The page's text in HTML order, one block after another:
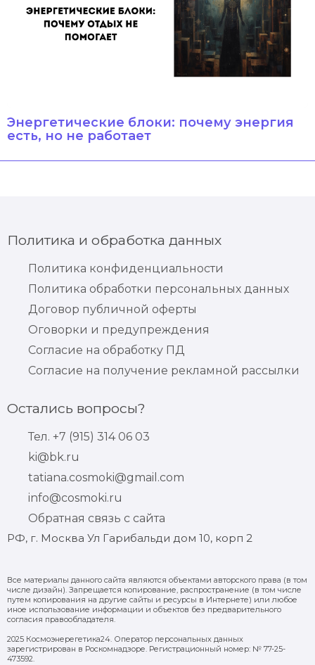
Энергетические блоки: почему энергия
есть, но не работает
Политика и обработка данных
Политика конфиденциальности
Политика обработки персональных данных
Договор публичной оферты
Оговорки и предупреждения
Согласие на обработку ПД
Согласие на получение рекламной рассылки
Остались вопросы?
Тел. +7 (915) 314 06 03
ki@bk.ru
tatiana.cosmoki@gmail.com
info@cosmoki.ru
Обратная связь с сайта
РФ, г. Москва Ул Гарибальди дом 10, корп 2
Все материалы данного сайта являются объектами авторского права (в том
числе дизайн). Запрещается копирование, распространение (в том числе
путем копирования на другие сайты и ресурсы в Интернете) или любое
иное использование информации и объектов без предварительного
согласия правообладателя.
2025 Космоэнерегетика24. Оператор персональных данных
зарегистрирован в Роскомнадзоре. Регистрационный номер: № 77-25-
473592.